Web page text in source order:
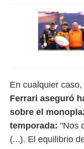
o a través
de
uso de
con el
En cualquier caso,
Ferrari aseguró
sobre el
temporada: "Nos
(...). El equilibrio